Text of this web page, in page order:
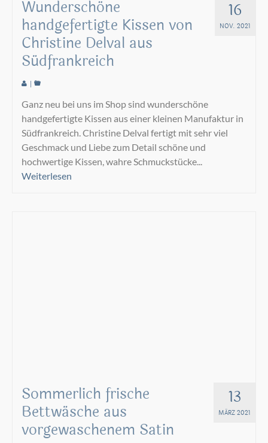
16
NOV. 2021
Wunderschöne
handgefertigte Kissen von
Christine Delval aus
Südfrankreich
|
Ganz neu bei uns im Shop sind wunderschöne
handgefertigte Kissen aus einer kleinen Manufaktur in
Südfrankreich. Christine Delval fertigt mit sehr viel
Geschmack und Liebe zum Detail schöne und
hochwertige Kissen, wahre Schmuckstücke...
Weiterlesen
13
MÄRZ 2021
Sommerlich frische
Bettwäsche aus
vorgewaschenem Satin